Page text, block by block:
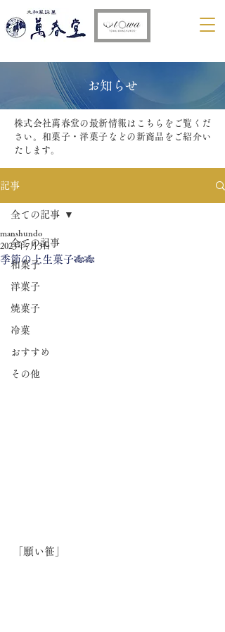
​お知らせ
株式会社萬春堂の最新情報はこちらをご覧くだ
さい。和菓子・洋菓子などの新商品をご紹介い
たします。
記事
全ての記事
和菓子
洋菓子
焼菓子
冷菓
おすすめ
その他
全ての記事
季節の上生菓子🎋🎋
manshundo
2023年7月3日
「願い笹」